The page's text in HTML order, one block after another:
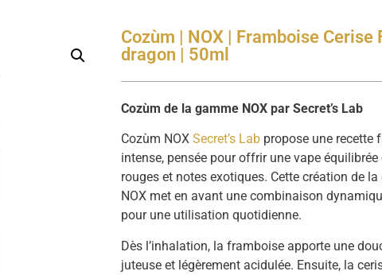
Cozùm | NOX | Framboise Cerise
dragon | 50ml
Cozùm de la gamme NOX par Secret’s Lab
Cozùm NOXSecret’s Lab propose une recette
intense, pensée pour offrir une vape
rouges et notes exotiques. Cette création de
NOX met en avant une combinaison
pour une utilisation quotidienne.
Dès l’inhalation, la framboise apporte une
juteuse et légèrement acidulée. Ensuite, la